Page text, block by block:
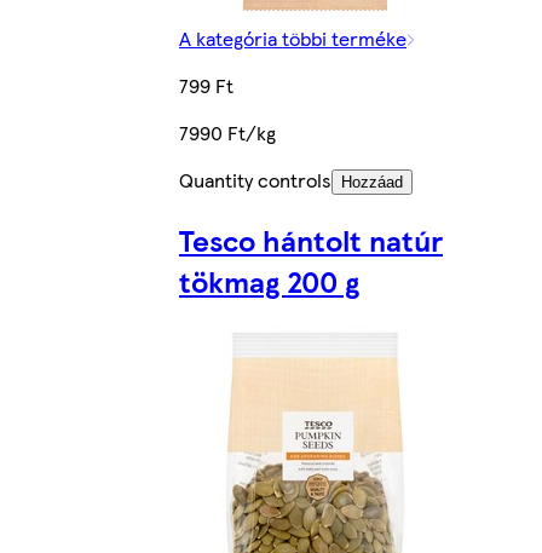
A kategória többi terméke
799 Ft
7990 Ft/kg
Quantity controls
Hozzáad
Tesco hántolt natúr
tökmag 200 g